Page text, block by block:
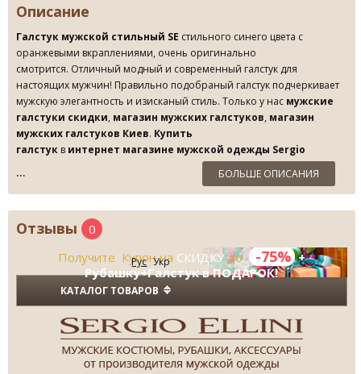
Описание
Галстук мужской стильный SE стильного синего цвета с
оранжевыми вкраплениями, очень оригинально
смотрится. Отличный модный и современный галстук для
настоящих мужчин! Правильно подобраный галстук подчеркивает
мужскую элегантность и изисканый стиль. Только у нас мужские
галстуки скидки, магазин мужских галстуков, магазин
мужских галстуков Киев. Купить
галстук в интернет магазине мужской одежды Sergio
Бутике Fashion Wear в г. Киевпо Лучшей цене!
БОЛЬШЕ ОПИСАНИЯ
Отзывы
0
Получите Купон на СКИДКУдо -75% +
Рубашку+Галстук в ПОДАРОК!
Рус Укр
КАТАЛОГ ТОВАРОВ